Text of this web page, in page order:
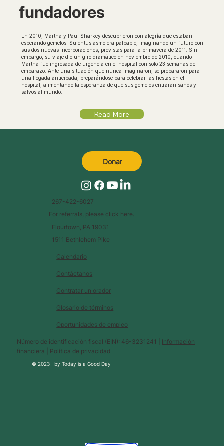
fundadores
En 2010, Martha y Paul Sharkey descubrieron con alegría que estaban
esperando gemelos. Su entusiasmo era palpable, imaginando un futuro con
sus dos nuevas incorporaciones, previstas para la primavera de 2011. Sin
embargo, su viaje dio un giro dramático en noviembre de 2010, cuando
Martha fue ingresada de urgencia en el hospital con solo 23 semanas de
embarazo. Ante una situación que nunca imaginaron, se prepararon para
una llegada anticipada, preparándose para celebrar las fiestas en el
hospital, alimentando la esperanza de que sus gemelos entraran sanos y
salvos al mundo.
Read More
Calendario
Glosario de términos
Contáctanos
Contratar un orador
Oportunidades de empleo
Número de identificación fiscal (EIN): 46-3231241 | Información
financiera
Política de privacidad
© 2023 |byToday is a Good Day
267-422-6027
For referrals, please click here.
Flourtown, PA 19031
1511 Bethlehem Pike
Donar